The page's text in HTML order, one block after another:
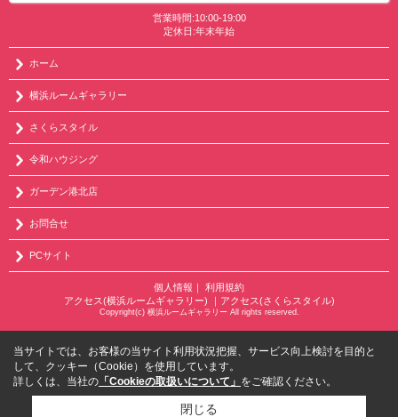
営業時間:10:00-19:00
定休日:年末年始
ホーム
横浜ルームギャラリー
さくらスタイル
令和ハウジング
ガーデン港北店
お問合せ
PCサイト
個人情報
利用規約
アクセス(横浜ルームギャラリー)
アクセス(さくらスタイル)
Copyright(c) 横浜ルームギャラリー All rights reserved.
当サイトでは、お客様の当サイト利用状況把握、サービス向上検討を目的と
して、クッキー（Cookie）を使用しています。
詳しくは、当社の 「Cookieの取扱いについて」 をご確認ください。
閉じる